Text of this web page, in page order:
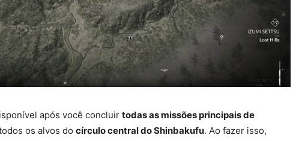
após você concluir todas as missões principais de
os alvos do círculo central do Shinbakufu. Ao fazer isso,